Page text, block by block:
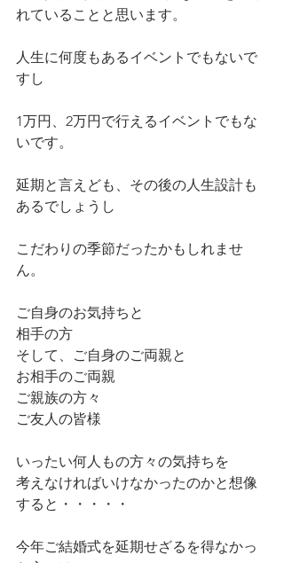
れていることと思います。
人生に何度もあるイベントでもないで
すし
1万円、2万円で行えるイベントでもな
いです。
延期と言えども、その後の人生設計も
あるでしょうし
こだわりの季節だったかもしれませ
ん。
ご自身のお気持ちと
相手の方
そして、ご自身のご両親と
お相手のご両親
ご親族の方々
ご友人の皆様
いったい何人もの方々の気持ちを
考えなければいけなかったのかと想像
すると・・・・・
今年ご結婚式を延期せざるを得なかっ